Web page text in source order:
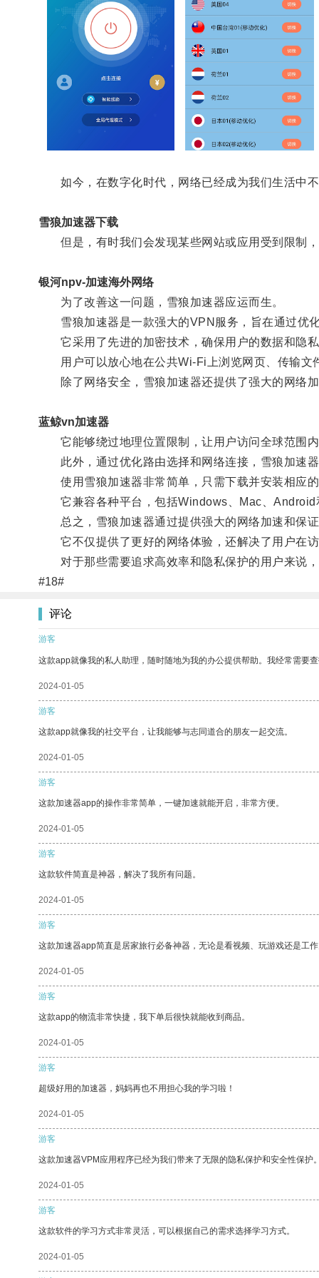
如今，在数字化时代，网络已经成为我们生活中不
雪狼加速器下载
但是，有时我们会发现某些网站或应用受到限制，
银河npv-加速海外网络
为了改善这一问题，雪狼加速器应运而生。
雪狼加速器是一款强大的VPN服务，旨在通过优
它采用了先进的加密技术，确保用户的数据和隐私
用户可以放心地在公共Wi-Fi上浏览网页、传输文
除了网络安全，雪狼加速器还提供了强大的网络
蓝鲸vn加速器
它能够绕过地理位置限制，让用户访问全球范围
此外，通过优化路由选择和网络连接，雪狼加速器
使用雪狼加速器非常简单，只需下载并安装相应
它兼容各种平台，包括Windows、Mac、Android
总之，雪狼加速器通过提供强大的网络加速和保证
它不仅提供了更好的网络体验，还解决了用户在访
对于那些需要追求高效率和隐私保护的用户来说，
#18#
评论
游客
这款app就像我的私人助理，随时随地为我的办公提供帮助。我经常需要
2024-01-05
游客
这款app就像我的社交平台，让我能够与志同道合的朋友一起交流。
2024-01-05
游客
这款加速器app的操作非常简单，一键加速就能开启，非常方便。
2024-01-05
游客
这款软件简直是神器，解决了我所有问题。
2024-01-05
游客
这款加速器app简直是居家旅行必备神器，无论是看视频、玩游戏还是工
2024-01-05
游客
这款app的物流非常快捷，我下单后很快就能收到商品。
2024-01-05
游客
超级好用的加速器，妈妈再也不用担心我的学习啦！
2024-01-05
游客
这款加速器VPM应用程序已经为我们带来了无限的隐私保护和安全性保护
2024-01-05
游客
这款软件的学习方式非常灵活，可以根据自己的需求选择学习方式。
2024-01-05